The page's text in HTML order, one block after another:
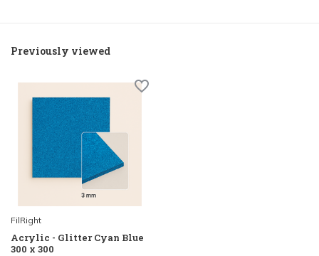
Previously viewed
FilRight
Acrylic - Glitter Cyan Blue
300 x 300